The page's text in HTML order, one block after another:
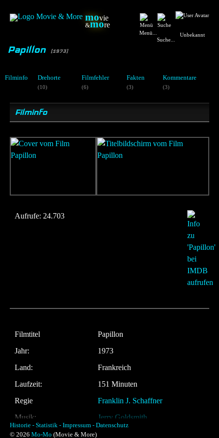
movie
&more
Menü...
Suche...
Unbekannt
Papillon [1973]
Filminfo Drehorte
(10)
Filmfehler
(6)
Fakten
(3)
Kommentare
(3)
Filminfo
Aufrufe: 24.703
Filmtitel
Papillon
Jahr:
1973
Land:
Frankreich
Laufzeit:
151 Minuten
Regie
Franklin J. Schaffner
Musik:
Jerry Goldsmith
Historie - Statistik - Impressum - Datenschutz
© 2026 Mo-Mo (Movie & More)